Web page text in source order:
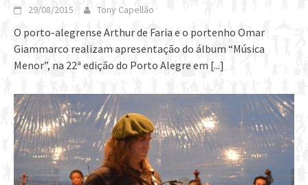
29/08/2015 Tony Capellão
O porto-alegrense Arthur de Faria e o portenho Omar
Giammarco realizam apresentação do álbum “Música
Menor”, na 22ª edição do Porto Alegre em [...]